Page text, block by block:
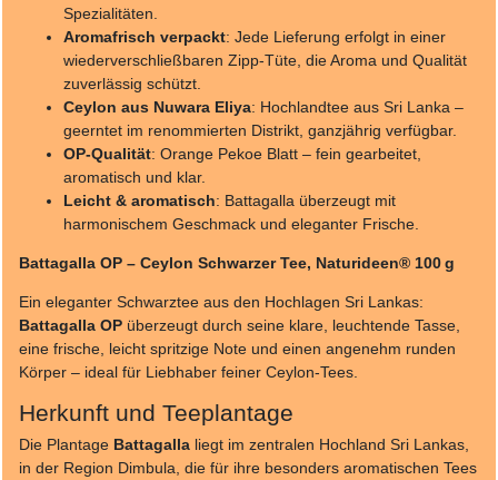
Spezialitäten.
Aromafrisch verpackt: Jede Lieferung erfolgt in einer
wiederverschließbaren Zipp-Tüte, die Aroma und Qualität
zuverlässig schützt.
Ceylon aus Nuwara Eliya: Hochlandtee aus Sri Lanka –
geerntet im renommierten Distrikt, ganzjährig verfügbar.
OP-Qualität: Orange Pekoe Blatt – fein gearbeitet,
aromatisch und klar.
Leicht & aromatisch: Battagalla überzeugt mit
harmonischem Geschmack und eleganter Frische.
Battagalla OP – Ceylon Schwarzer Tee, Naturideen® 100 g
Ein eleganter Schwarztee aus den Hochlagen Sri Lankas:
Battagalla OP überzeugt durch seine klare, leuchtende Tasse,
eine frische, leicht spritzige Note und einen angenehm runden
Körper – ideal für Liebhaber feiner Ceylon-Tees.
Herkunft und Teeplantage
Die Plantage Battagalla liegt im zentralen Hochland Sri Lankas,
in der Region Dimbula, die für ihre besonders aromatischen Tees